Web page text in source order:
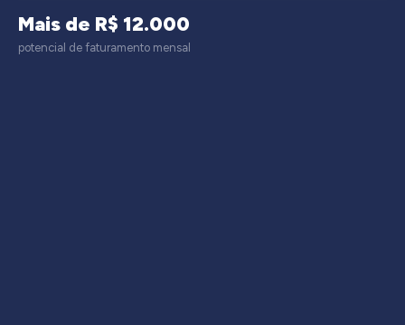
Mais de R$ 12.000
potencial de faturamento mensal